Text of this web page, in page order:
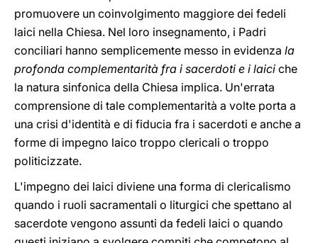
promuovere un coinvolgimento maggiore dei fedeli
laici nella Chiesa. Nel loro insegnamento, i Padri
conciliari hanno semplicemente messo in evidenza la
profonda complementarità fra i sacerdoti e i laici che
la natura sinfonica della Chiesa implica. Un'errata
comprensione di tale complementarità a volte porta a
una crisi d'identità e di fiducia fra i sacerdoti e anche a
forme di impegno laico troppo clericali o troppo
politicizzate.
L'impegno dei laici diviene una forma di clericalismo
quando i ruoli sacramentali o liturgici che spettano al
sacerdote vengono assunti da fedeli laici o quando